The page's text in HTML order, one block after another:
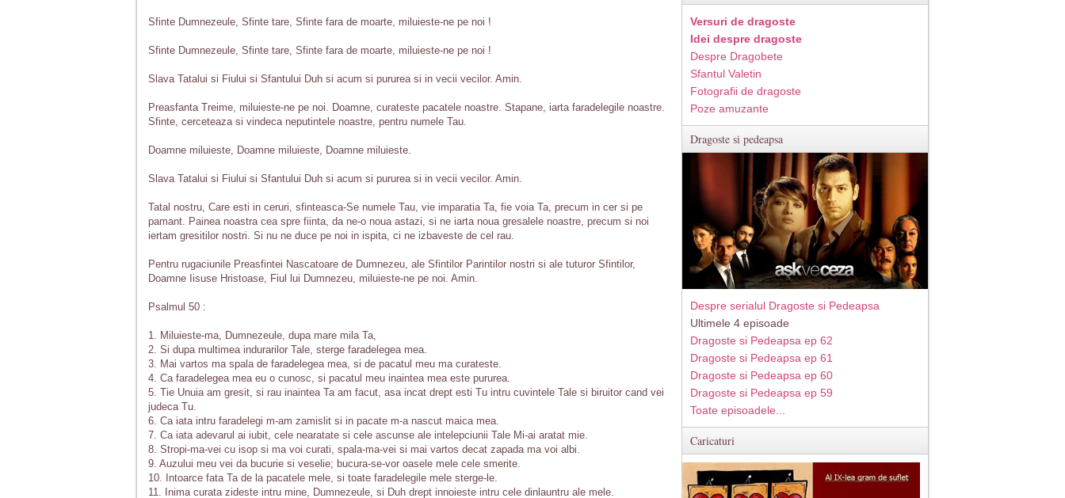
Sfinte Dumnezeule, Sfinte tare, Sfinte fara de moarte, miluieste-ne pe noi !
Sfinte Dumnezeule, Sfinte tare, Sfinte fara de moarte, miluieste-ne pe noi !
Slava Tatalui si Fiului si Sfantului Duh si acum si pururea si in vecii vecilor. Amin.
Preasfanta Treime, miluieste-ne pe noi. Doamne, curateste pacatele noastre. Stapane, iarta faradelegile noastre.
Sfinte, cerceteaza si vindeca neputintele noastre, pentru numele Tau.
Doamne miluieste, Doamne miluieste, Doamne miluieste.
Slava Tatalui si Fiului si Sfantului Duh si acum si pururea si in vecii vecilor. Amin.
Tatal nostru, Care esti in ceruri, sfinteasca-Se numele Tau, vie imparatia Ta, fie voia Ta, precum in cer si pe
pamant. Painea noastra cea spre fiinta, da ne-o noua astazi, si ne iarta noua gresalele noastre, precum si noi
iertam gresitilor nostri. Si nu ne duce pe noi in ispita, ci ne izbaveste de cel rau.
Pentru rugaciunile Preasfintei Nascatoare de Dumnezeu, ale Sfintilor Parintilor nostri si ale tuturor Sfintilor,
Doamne Iisuse Hristoase, Fiul lui Dumnezeu, miluieste-ne pe noi. Amin.
Psalmul 50 :
1. Miluieste-ma, Dumnezeule, dupa mare mila Ta,
2. Si dupa multimea indurarilor Tale, sterge faradelegea mea.
3. Mai vartos ma spala de faradelegea mea, si de pacatul meu ma curateste.
4. Ca faradelegea mea eu o cunosc, si pacatul meu inaintea mea este pururea.
5. Tie Unuia am gresit, si rau inaintea Ta am facut, asa incat drept esti Tu intru cuvintele Tale si biruitor cand vei
judeca Tu.
6. Ca iata intru faradelegi m-am zamislit si in pacate m-a nascut maica mea.
7. Ca iata adevarul ai iubit, cele nearatate si cele ascunse ale intelepciunii Tale Mi-ai aratat mie.
8. Stropi-ma-vei cu isop si ma voi curati, spala-ma-vei si mai vartos decat zapada ma voi albi.
9. Auzului meu vei da bucurie si veselie; bucura-se-vor oasele mele cele smerite.
10. Intoarce fata Ta de la pacatele mele, si toate faradelegile mele sterge-le.
11. Inima curata zideste intru mine, Dumnezeule, si Duh drept innoieste intru cele dinlauntru ale mele.
Versuri de dragoste
Idei despre dragoste
Despre Dragobete
Sfantul Valetin
Fotografii de dragoste
Poze amuzante
Dragoste si pedeapsa
Despre serialul Dragoste si Pedeapsa
Ultimele 4 episoade
Dragoste si Pedeapsa ep 62
Dragoste si Pedeapsa ep 61
Dragoste si Pedeapsa ep 60
Dragoste si Pedeapsa ep 59
Toate episoadele...
Caricaturi